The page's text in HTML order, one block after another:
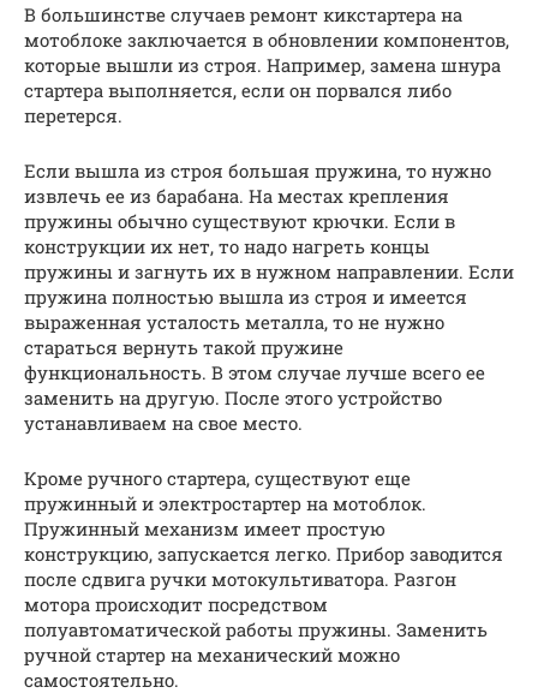
В большинстве случаев ремонт кикстартера на
мотоблоке заключается в обновлении компонентов,
которые вышли из строя. Например, замена шнура
стартера выполняется, если он порвался либо
перетерся.
Если вышла из строя большая пружина, то нужно
извлечь ее из барабана. На местах крепления
пружины обычно существуют крючки. Если в
конструкции их нет, то надо нагреть концы
пружины и загнуть их в нужном направлении. Если
пружина полностью вышла из строя и имеется
выраженная усталость металла, то не нужно
стараться вернуть такой пружине
функциональность. В этом случае лучше всего ее
заменить на другую. После этого устройство
устанавливаем на свое место.
Кроме ручного стартера, существуют еще
пружинный и электростартер на мотоблок.
Пружинный механизм имеет простую
конструкцию, запускается легко. Прибор заводится
после сдвига ручки мотокультиватора. Разгон
мотора происходит посредством
полуавтоматической работы пружины. Заменить
ручной стартер на механический можно
самостоятельно.